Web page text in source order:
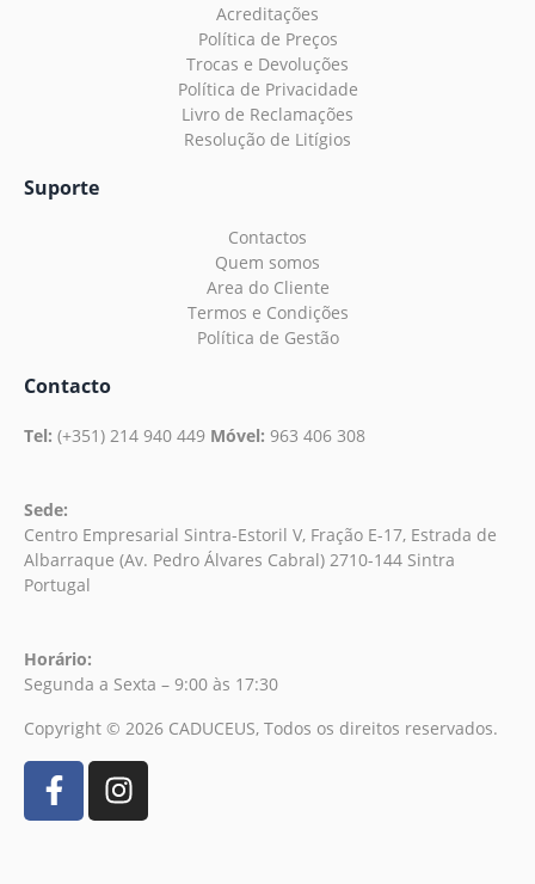
Acreditações
Política de Preços
Trocas e Devoluções
Política de Privacidade
Livro de Reclamações
Resolução de Litígios
Suporte
Contactos
Quem somos
Area do Cliente
Termos e Condições
Política de Gestão
Contacto
Tel: (+351) 214 940 449 Móvel: 963 406 308
Sede:
Centro Empresarial Sintra-Estoril V, Fração E-17, Estrada de
Albarraque (Av. Pedro Álvares Cabral) 2710-144 Sintra
Portugal
Horário:
Segunda a Sexta – 9:00 às 17:30
Copyright © 2026 CADUCEUS, Todos os direitos reservados.